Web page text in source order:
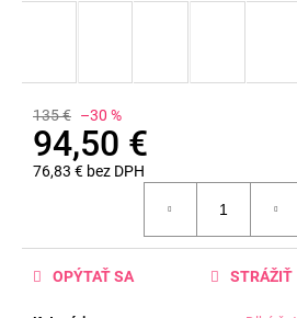
135 € –30 %
94,50 €
76,83 € bez DPH
OPÝTAŤ SA STRÁŽIŤ